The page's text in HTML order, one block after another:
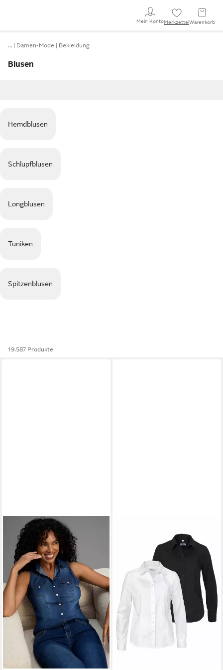
Mein KontoMerkzettel Warenkorb
… Damen-Mode Bekleidung
Blusen
Hemdblusen
Schlupfblusen
Longblusen
Tuniken
Spitzenblusen
19.587 Produkte